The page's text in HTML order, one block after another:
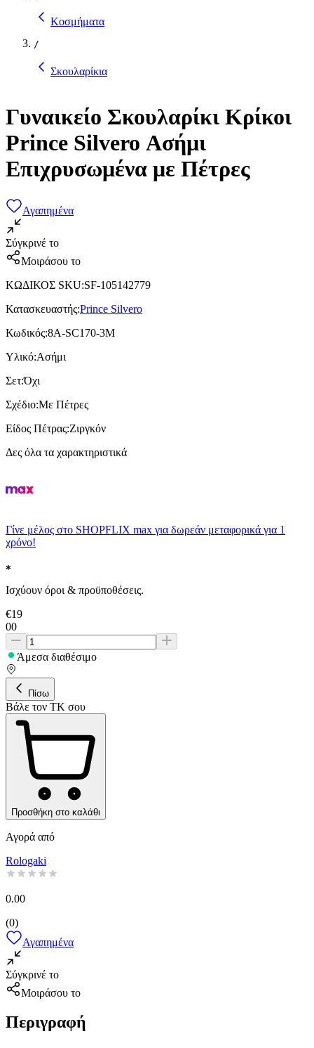
Κοσμήματα
/
Σκουλαρίκια
Γυναικείο Σκουλαρίκι Κρίκοι
Prince Silvero Ασήμι
Επιχρυσωμένα με Πέτρες
Αγαπημένα
Σύγκρινέ το
Μοιράσου το
ΚΩΔΙΚΟΣ SKU:SF-105142779
Κατασκευαστής:Prince Silvero
Κωδικός:8A-SC170-3M
Υλικό:Ασήμι
Σετ:Όχι
Σχέδιο:Με Πέτρες
Είδος Πέτρας:Ζιργκόν
Δες όλα τα χαρακτηριστικά
Γίνε μέλος στο SHOPFLIX max για δωρεάν μεταφορικά για 1
χρόνο!
Ισχύουν όροι & προϋποθέσεις.
€19
00
Άμεσα διαθέσιμο
Πίσω
Βάλε τον ΤΚ σου
Προσθήκη στο καλάθι
Αγορά από
Rologaki
0.00
(0)
Αγαπημένα
Σύγκρινέ το
Μοιράσου το
Περιγραφή